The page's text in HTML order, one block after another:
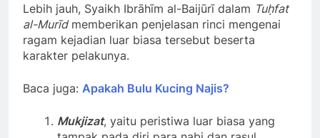
Lebih jauh, Syaikh Ibrāhīm al-Baijūrī dalam Tuḥfat
al-Murīdmemberikan penjelasan rinci mengenai
ragam kejadian luar biasa tersebut beserta
karakter pelakunya.
Baca juga: Apakah Bulu Kucing Najis?
Mukjizat, yaitu peristiwa luar biasa yang